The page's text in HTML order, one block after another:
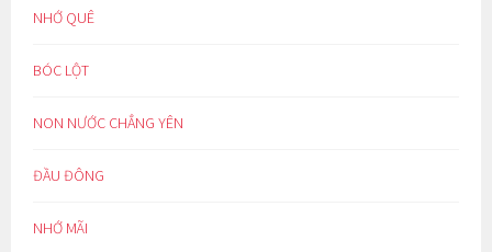
NHỚ QUÊ
BÓC LỘT
NON NƯỚC CHẲNG YÊN
ĐẦU ĐÔNG
NHỚ MÃI